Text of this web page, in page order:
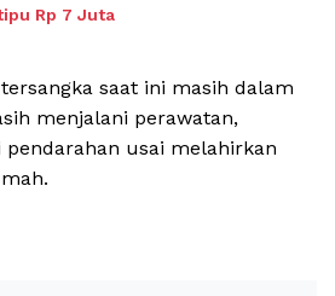
Rp 7 Juta
saat ini masih dalam
menjalani perawatan,
usai melahirkan